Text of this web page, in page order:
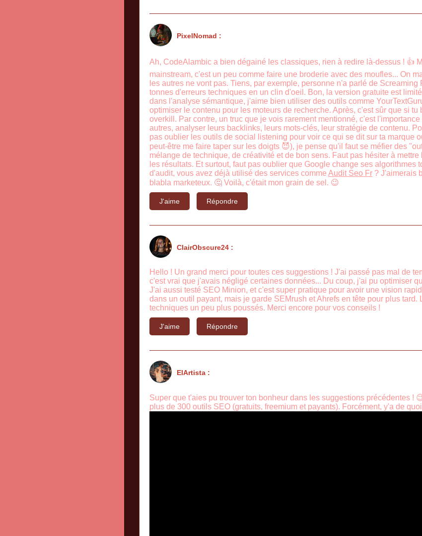
PixelNomad :
Ah, CodeAlambic a bien dégainé les classiques, rien à redire là-dessus ! 👍
mainstream, c'est un peu comme faire une broderie avec des moufles... On
les autres ne vont pas. Tiens, par exemple, personne n'a parlé de
tonnes d'erreurs techniques en un clin d'oeil. Bon, la version gratuite est
dans l'analyse sémantique, j'aime bien utiliser des outils comme
optimiser le contenu pour les moteurs de recherche. Après, c'est sûr que si
overkill. Par contre, un truc que je vois rarement mentionné, c'est
autres, analyser leurs backlinks, leurs mots-clés, leur stratégie de contenu.
pas oublier les outils de social listening pour voir ce qui se dit sur ta marque
peut-être me faire taper sur les doigts 😈), je pense qu'il faut se méfier des
mélange de technique, de créativité et de bon sens. Faut pas hésiter à
les résultats. Et surtout, faut pas oublier que Google change ses
d'audit, vous avez déjà utilisé des services comme Audit Seo Fr ? J'aimerais
blabla marketeux. 🤔 Voilà, c'était mon grain de sel. 😉
J'aime Répondre
ClairObscure24 :
Hello ! Un grand merci pour toutes ces suggestions ! J'ai passé pas mal de
c'est vrai que j'avais négligé certaines données... Du coup, j'ai pu optimiser
J'ai aussi testé SEO Minion, et c'est super pratique pour avoir une vision
dans un outil payant, mais je garde SEMrush et Ahrefs en tête pour plus
techniques un peu plus poussés. Merci encore pour vos conseils !
J'aime Répondre
ElArtista :
Super que t'aies pu trouver ton bonheur dans les suggestions précédentes !
plus de 300 outils SEO (gratuits, freemium et payants). Forcément, y'a de